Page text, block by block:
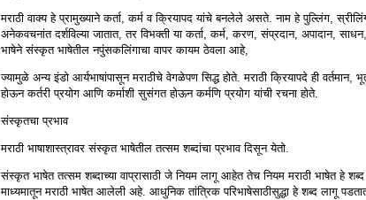
मराठी वाक्य हे प्रामुख्याने कर्ता, कर्म व क्रियापद यांचे बनलेले असते. नाम हे पुल्लिंग,
अनेकवचनांत दर्शविल्या जातात, तर विभक्ती या कर्ता, कर्म, करण, संप्रदान, अपादान,
भाषेने संस्कृत भाषेतील नपुंसकलिंगाचा वापर कायम ठेवला आहे,
ज्यामुळे अन्य इंडो आर्यभाषांपासून मराठीचे वेगळेपण सिद्ध होते. मराठी क्रियापदे ही
होऊन कर्तरी प्रयोग आणि कर्माशी सुसंगत होऊन कर्मणि प्रयोग यांची रचना होते.
संस्कृतचा प्रभाव
मराठी भाषाशास्त्रावर संस्कृत भाषेतील तत्सम शब्दांचा प्रभाव दिसून येतो.
संस्कृत भाषेत तत्सम शब्दाच्या वाप्रासाठी जे नियम लागू आहेत तेच नियम मराठी भाषेत हे शब्द
माध्यमातून मराठी भाषेत आलेली अहे. आधुनिक तांत्रिक परिभाषेसाठीसुद्धा हे शब्द लागू